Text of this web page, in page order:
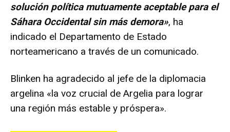
solución política mutuamente aceptable para el
Sáhara Occidental sin más demora», ha
indicado el Departamento de Estado
norteamericano a través de un comunicado.
Blinken ha agradecido al jefe de la diplomacia
argelina «la voz crucial de Argelia para lograr
una región más estable y próspera».